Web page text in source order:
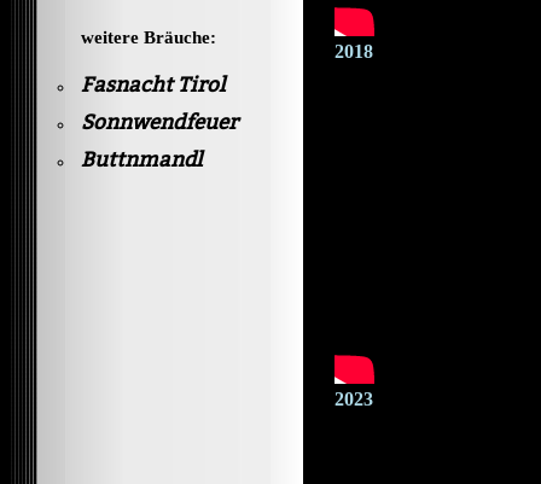
weitere Bräuche:
Fasnacht Tirol
Sonnwendfeuer
Buttnmandl
2018
2023